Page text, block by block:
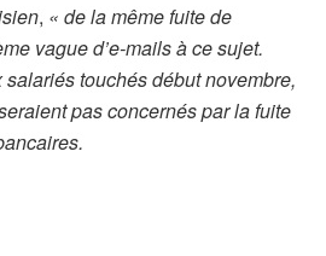
, « de la même fuite de
vague d’e-mails à ce sujet.
touchés début novembre,
pas concernés par la fuite